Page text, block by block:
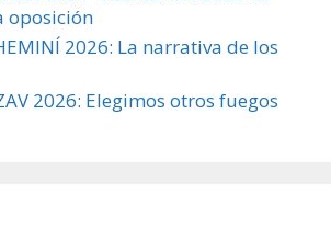
oposición
2026: La narrativa de los
2026: Elegimos otros fuegos